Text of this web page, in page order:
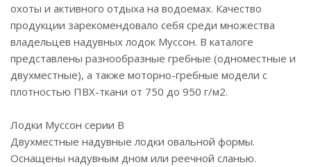
охоты и активного отдыха на водоемах. Качество
продукции зарекомендовало себя среди множества
владельцев надувных лодок Муссон. В каталоге
представлены разнообразные гребные (одноместные и
двухместные), а также моторно-гребные модели с
плотностью ПВХ-ткани от 750 до 950 г/м2.
Лодки Муссон серии B
Двухместные надувные лодки овальной формы.
Оснащены надувным дном или реечной сланью.